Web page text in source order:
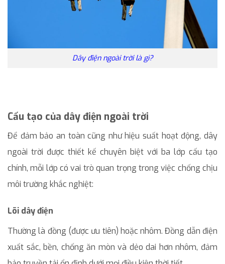
Dây điện ngoài trời là gì?
Cấu tạo của dây điện ngoài trời
Để đảm bảo an toàn cũng như hiệu suất hoạt động, dây
ngoài trời được thiết kế chuyên biệt với ba lớp cấu tạo
chính, mỗi lớp có vai trò quan trọng trong việc chống chịu
môi trường khắc nghiệt:
Lõi dây điện
Thường là đồng (được ưu tiên) hoặc nhôm. Đồng dẫn điện
xuất sắc, bền, chống ăn mòn và dẻo dai hơn nhôm, đảm